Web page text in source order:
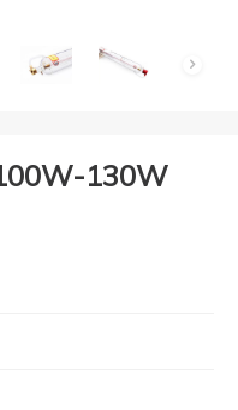
130W